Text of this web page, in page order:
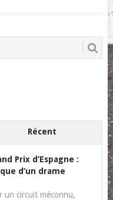
Récent
Prix d’Espagne :
d’un drame
un circuit méconnu,